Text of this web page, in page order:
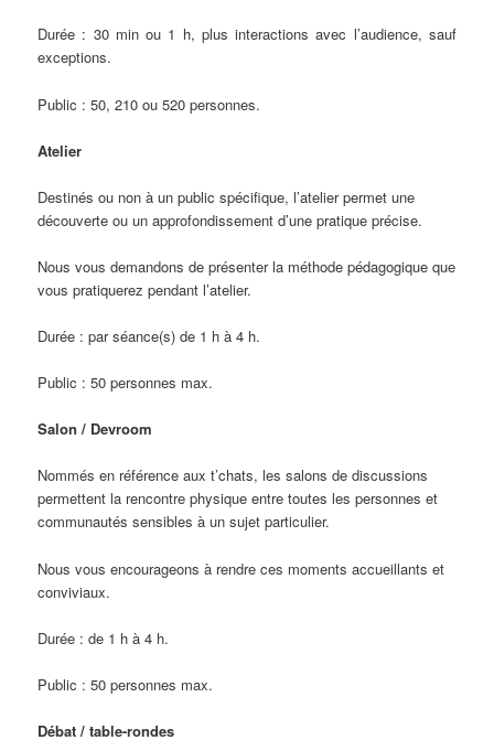
Durée : 30 min ou 1 h, plus interactions avec l’audience, sauf
exceptions.
Public : 50, 210 ou 520 personnes.
Atelier
Destinés ou non à un public spécifique, l’atelier permet une
découverte ou un approfondissement d’une pratique précise.
Nous vous demandons de présenter la méthode pédagogique que
vous pratiquerez pendant l’atelier.
Durée : par séance(s) de 1 h à 4 h.
Public : 50 personnes max.
Salon / Devroom
Nommés en référence aux t’chats, les salons de discussions
permettent la rencontre physique entre toutes les personnes et
communautés sensibles à un sujet particulier.
Nous vous encourageons à rendre ces moments accueillants et
conviviaux.
Durée : de 1 h à 4 h.
Public : 50 personnes max.
Débat / table-rondes